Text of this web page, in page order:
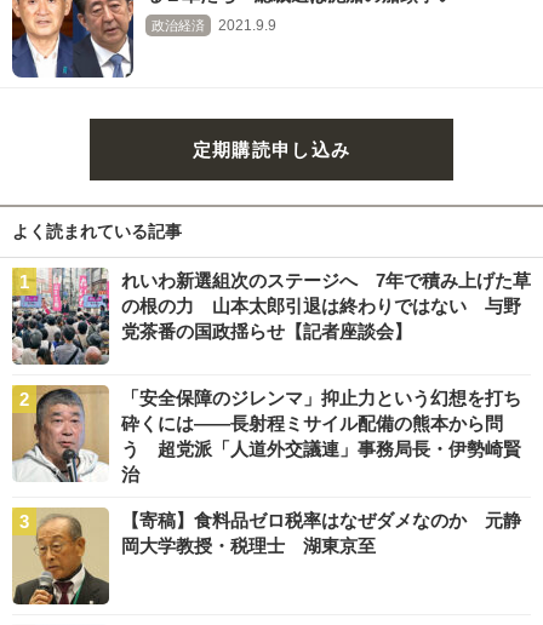
政治経済 2021.9.9
定期購読申し込み
よく読まれている記事
れいわ新選組次のステージへ 7年で積み上げた草
の根の力 山本太郎引退は終わりではない 与野
党茶番の国政揺らせ【記者座談会】
「安全保障のジレンマ」抑止力という幻想を打ち
砕くには――長射程ミサイル配備の熊本から問
う 超党派「人道外交議連」事務局長・伊勢崎賢
治
【寄稿】食料品ゼロ税率はなぜダメなのか 元静
岡大学教授・税理士 湖東京至